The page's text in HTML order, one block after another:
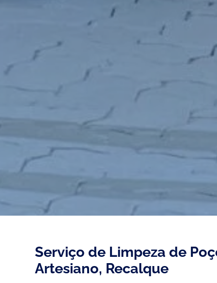
Serviço de Limpeza de
Artesiano, Recalque